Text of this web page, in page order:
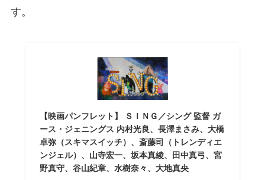
す。
【映画パンフレット】 ＳＩＮＧ／シング 監督 ガ
ース・ジェニングス 内村光良、長澤まさみ、大橋
卓弥（スキマスイッチ）、斎藤司（トレンディエ
ンジェル）、山寺宏一、坂本真綾、田中真弓、宮
野真守、谷山紀章、水樹奈々、大地真央